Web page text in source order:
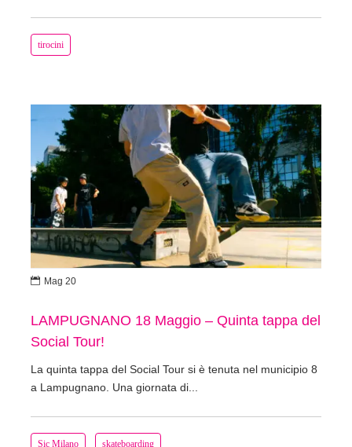
tirocini
Sic Milano skateboarding
LAMPUGNANO 18 Maggio – Quinta tappa del
Social Tour!
La quinta tappa del Social Tour si è tenuta nel municipio 8
a Lampugnano. Una giornata di...
 Mag 20